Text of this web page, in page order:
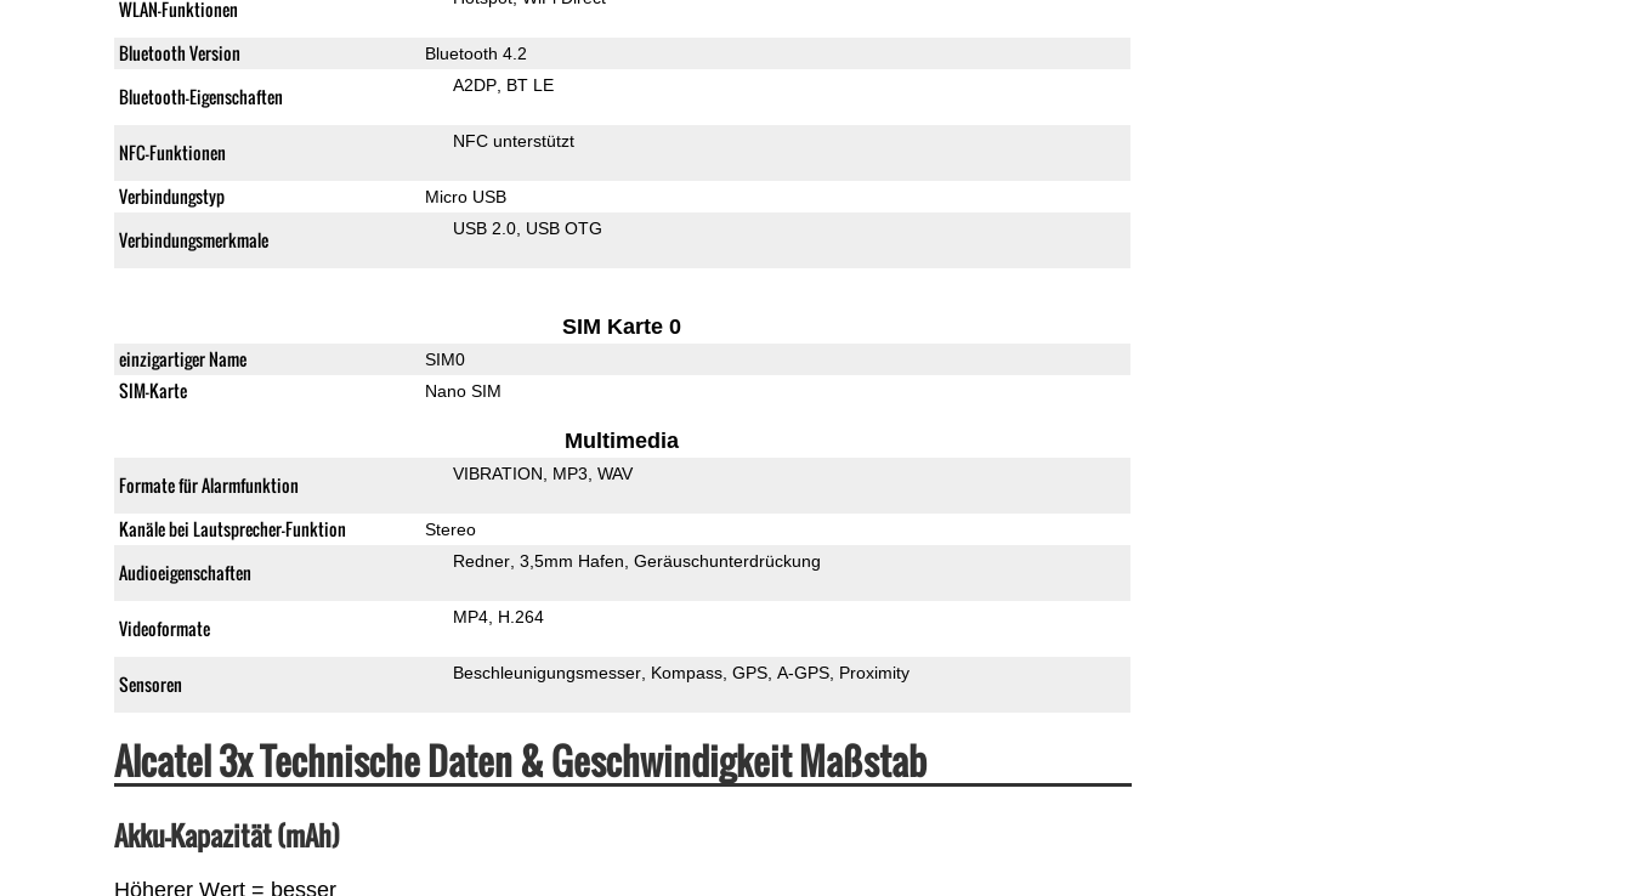
WLAN-Funktionen
Bluetooth Version Bluetooth 4.2
Bluetooth-Eigenschaften A2DP BT LE
NFC-Funktionen NFC unterstützt
Verbindungstyp Micro USB
Verbindungsmerkmale USB 2.0 USB OTG
SIM Karte 0
einzigartiger Name SIM0
SIM-Karte Nano SIM
Multimedia
Formate für Alarmfunktion VIBRATION MP3 WAV
Kanäle bei Lautsprecher-Funktion Stereo
Audioeigenschaften Redner 3,5mm Hafen Geräuschunterdrückung
Videoformate MP4 H.264
Sensoren Beschleunigungsmesser Kompass GPS A-GPS Proximity
Alcatel 3x Technische Daten & Geschwindigkeit Maßstab
Akku-Kapazität (mAh)
Höherer Wert = besser